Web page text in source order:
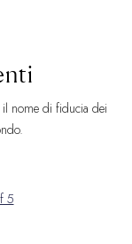
nome di fiducia dei
5